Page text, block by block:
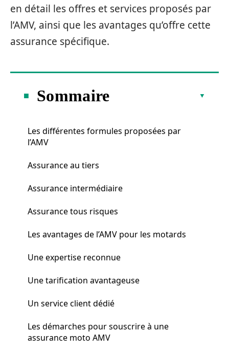
en détail les offres et services proposés par
l’AMV, ainsi que les avantages qu’offre cette
assurance spécifique.
Sommaire
Les différentes formules proposées par
l’AMV
Assurance au tiers
Assurance intermédiaire
Assurance tous risques
Les avantages de l’AMV pour les motards
Une expertise reconnue
Une tarification avantageuse
Un service client dédié
Les démarches pour souscrire à une
assurance moto AMV